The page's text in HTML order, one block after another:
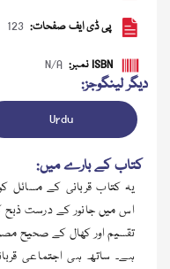
ڈاؤن لوڈ کریں
پی ڈی ایف صفحات: 123
ISBN نمبر: N/A
دیگر لینگوجز:
Urdu
کتاب کے بارے میں:
یہ کتاب قربانی کے مسائل
اس میں جانور کے درست ذبح
تقسیم اور کھال کے صحیح
ہے۔ ساتھ ہی اجتماعی